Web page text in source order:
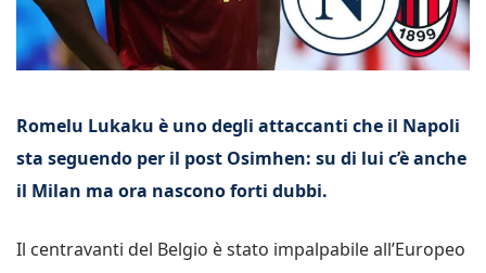
Romelu Lukaku è uno degli attaccanti che il Napoli
sta seguendo per il post Osimhen: su di lui c’è anche
il Milan ma ora nascono forti dubbi.
Il centravanti del Belgio è stato impalpabile all’Europeo